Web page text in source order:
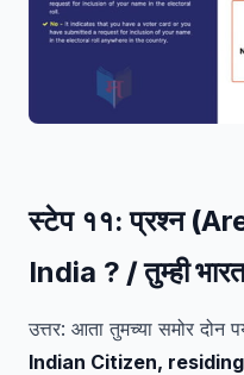
स्टेप ११: प्रश्न (
India ? / तुम्ही
उत्तर: आता तुमच्या समोर दोन
Indian Citizen,